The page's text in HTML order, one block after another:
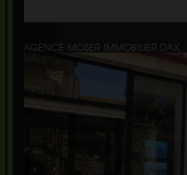
AGENCE MOSER IMMOBILIER DAX